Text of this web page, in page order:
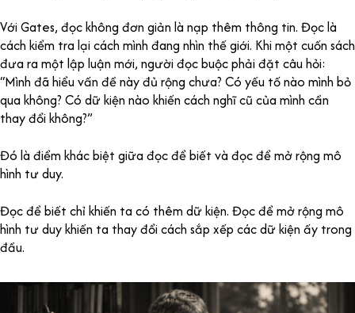
Với Gates, đọc không đơn giản là nạp thêm thông tin. Đọc là
cách kiểm tra lại cách mình đang nhìn thế giới. Khi một cuốn sách
đưa ra một lập luận mới, người đọc buộc phải đặt câu hỏi:
“Mình đã hiểu vấn đề này đủ rộng chưa? Có yếu tố nào mình bỏ
qua không? Có dữ kiện nào khiến cách nghĩ cũ của mình cần
thay đổi không?”
Đó là điểm khác biệt giữa đọc để biết và đọc để mở rộng mô
hình tư duy.
Đọc để biết chỉ khiến ta có thêm dữ kiện. Đọc để mở rộng mô
hình tư duy khiến ta thay đổi cách sắp xếp các dữ kiện ấy trong
đầu.